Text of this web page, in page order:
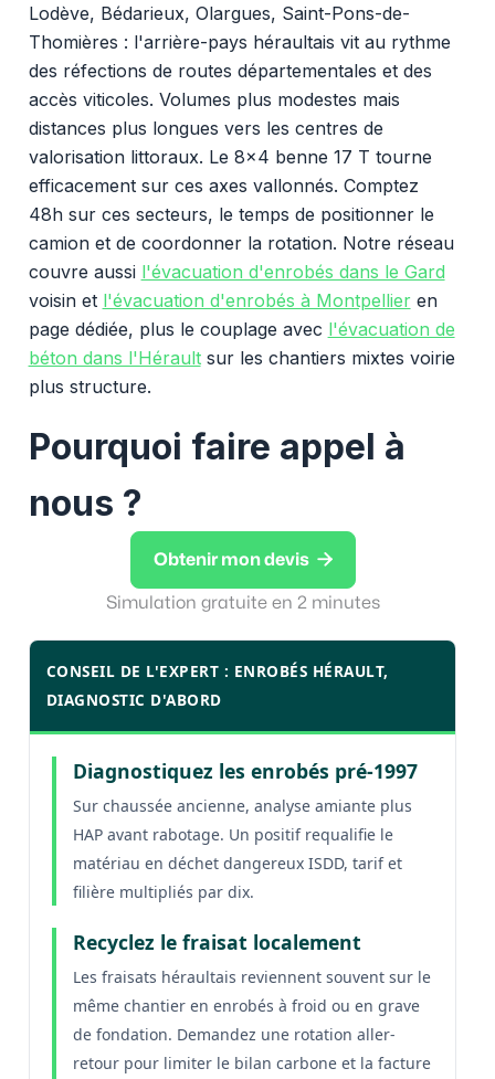
Lodève, Bédarieux, Olargues, Saint-Pons-de-
Thomières : l'arrière-pays héraultais vit au rythme
des réfections de routes départementales et des
accès viticoles. Volumes plus modestes mais
distances plus longues vers les centres de
valorisation littoraux. Le 8x4 benne 17 T tourne
efficacement sur ces axes vallonnés. Comptez
48h sur ces secteurs, le temps de positionner le
camion et de coordonner la rotation. Notre réseau
couvre aussi l'évacuation d'enrobés dans le Gard
voisin et l'évacuation d'enrobés à Montpellieren
page dédiée, plus le couplage avec l'évacuation de
béton dans l'Héraultsur les chantiers mixtes voirie
plus structure.
Pourquoi faire appel à
nous ?
Obtenir mon devis 
Simulation gratuite en 2 minutes
CONSEIL DE L'EXPERT : ENROBÉS HÉRAULT,
DIAGNOSTIC D'ABORD
Diagnostiquez les enrobés pré-1997
Sur chaussée ancienne, analyse amiante plus
HAP avant rabotage. Un positif requalifie le
matériau en déchet dangereux ISDD, tarif et
filière multipliés par dix.
Recyclez le fraisat localement
Les fraisats héraultais reviennent souvent sur le
même chantier en enrobés à froid ou en grave
de fondation. Demandez une rotation aller-
retour pour limiter le bilan carbone et la facture